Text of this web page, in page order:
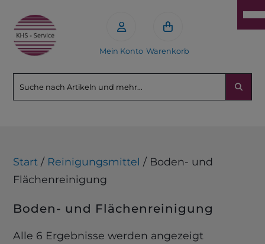
Mein Konto Warenkorb
Start / Reinigungsmittel / Boden- und
Flächenreinigung
Boden- und Flächenreinigung
Alle 6 Ergebnisse werden angezeigt